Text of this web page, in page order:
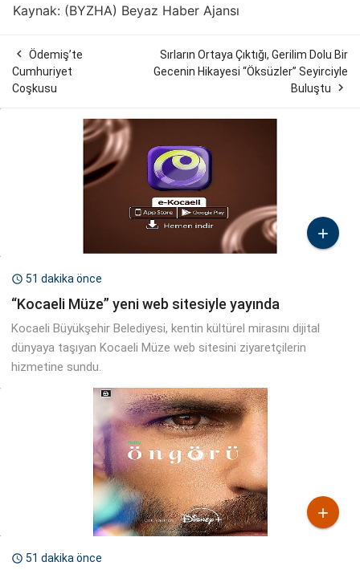
Kaynak: (BYZHA) Beyaz Haber Ajansı
 Ödemiş’te
Cumhuriyet
Coşkusu
Sırların Ortaya Çıktığı, Gerilim Dolu Bir
Gecenin Hikayesi “Öksüzler” Seyirciyle
Buluştu


 51 dakika önce
“Kocaeli Müze” yeni web sitesiyle yayında
Kocaeli Büyükşehir Belediyesi, kentin kültürel mirasını dijital
dünyaya taşıyan Kocaeli Müze web sitesini ziyaretçilerin
hizmetine sundu.

 51 dakika önce